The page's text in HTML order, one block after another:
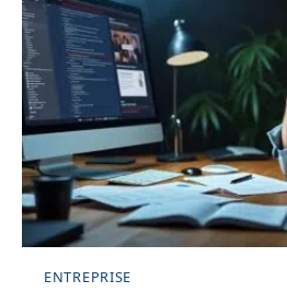
ENTREPRISE